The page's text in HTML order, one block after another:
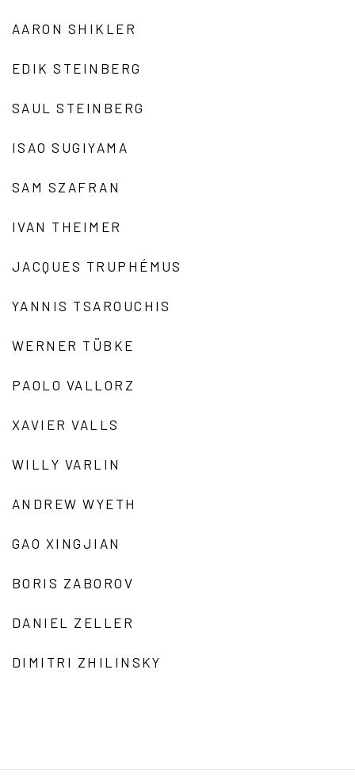
AARON SHIKLER
EDIK STEINBERG
SAUL STEINBERG
ISAO SUGIYAMA
SAM SZAFRAN
IVAN THEIMER
JACQUES TRUPHÉMUS
YANNIS TSAROUCHIS
WERNER TÜBKE
PAOLO VALLORZ
XAVIER VALLS
WILLY VARLIN
ANDREW WYETH
GAO XINGJIAN
BORIS ZABOROV
DANIEL ZELLER
DIMITRI ZHILINSKY